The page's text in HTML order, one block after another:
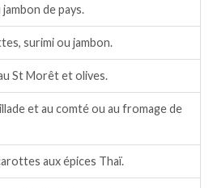
de pays.
surimi ou jambon.
St Morêt et olives.
et au comté ou au fromage de
aux épices Thaï.